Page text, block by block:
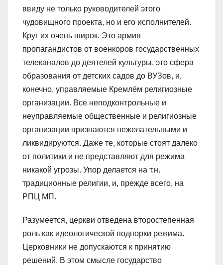
ввиду не только руководителей этого
чудовищного проекта, но и его исполнителей.
Круг их очень широк. Это армия
пропагандистов от военкоров государственных
телеканалов до деятелей культуры, это сфера
образования от детских садов до ВУЗов, и,
конечно, управляемые Кремлём религиозные
организации. Все неподконтрольные и
неуправляемые общественные и религиозные
организации признаются нежелательными и
ликвидируются. Даже те, которые стоят далеко
от политики и не представляют для режима
никакой угрозы. Упор делается на т.н.
традиционные религии, и, прежде всего, на
РПЦ МП.
Разумеется, церкви отведена второстепенная
роль как идеологической подпорки режима.
Церковники не допускаются к принятию
решений. В этом смысле государство